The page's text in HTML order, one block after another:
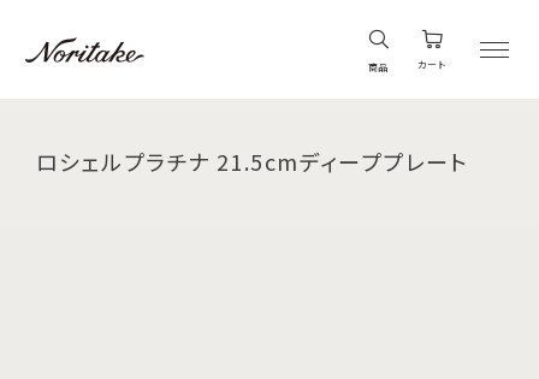
商品 カート
ロシェルプラチナ 21.5cmディーププレート